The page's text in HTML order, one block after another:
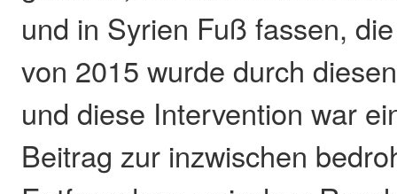
und in Syrien Fuß fassen,
von 2015 wurde durch
und diese Intervention war
Beitrag zur inzwischen